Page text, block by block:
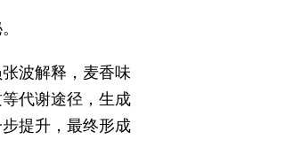
波解释，麦香味
代谢途径，生成
提升，最终形成